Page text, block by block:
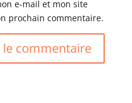
e-mail et mon site
prochain commentaire.